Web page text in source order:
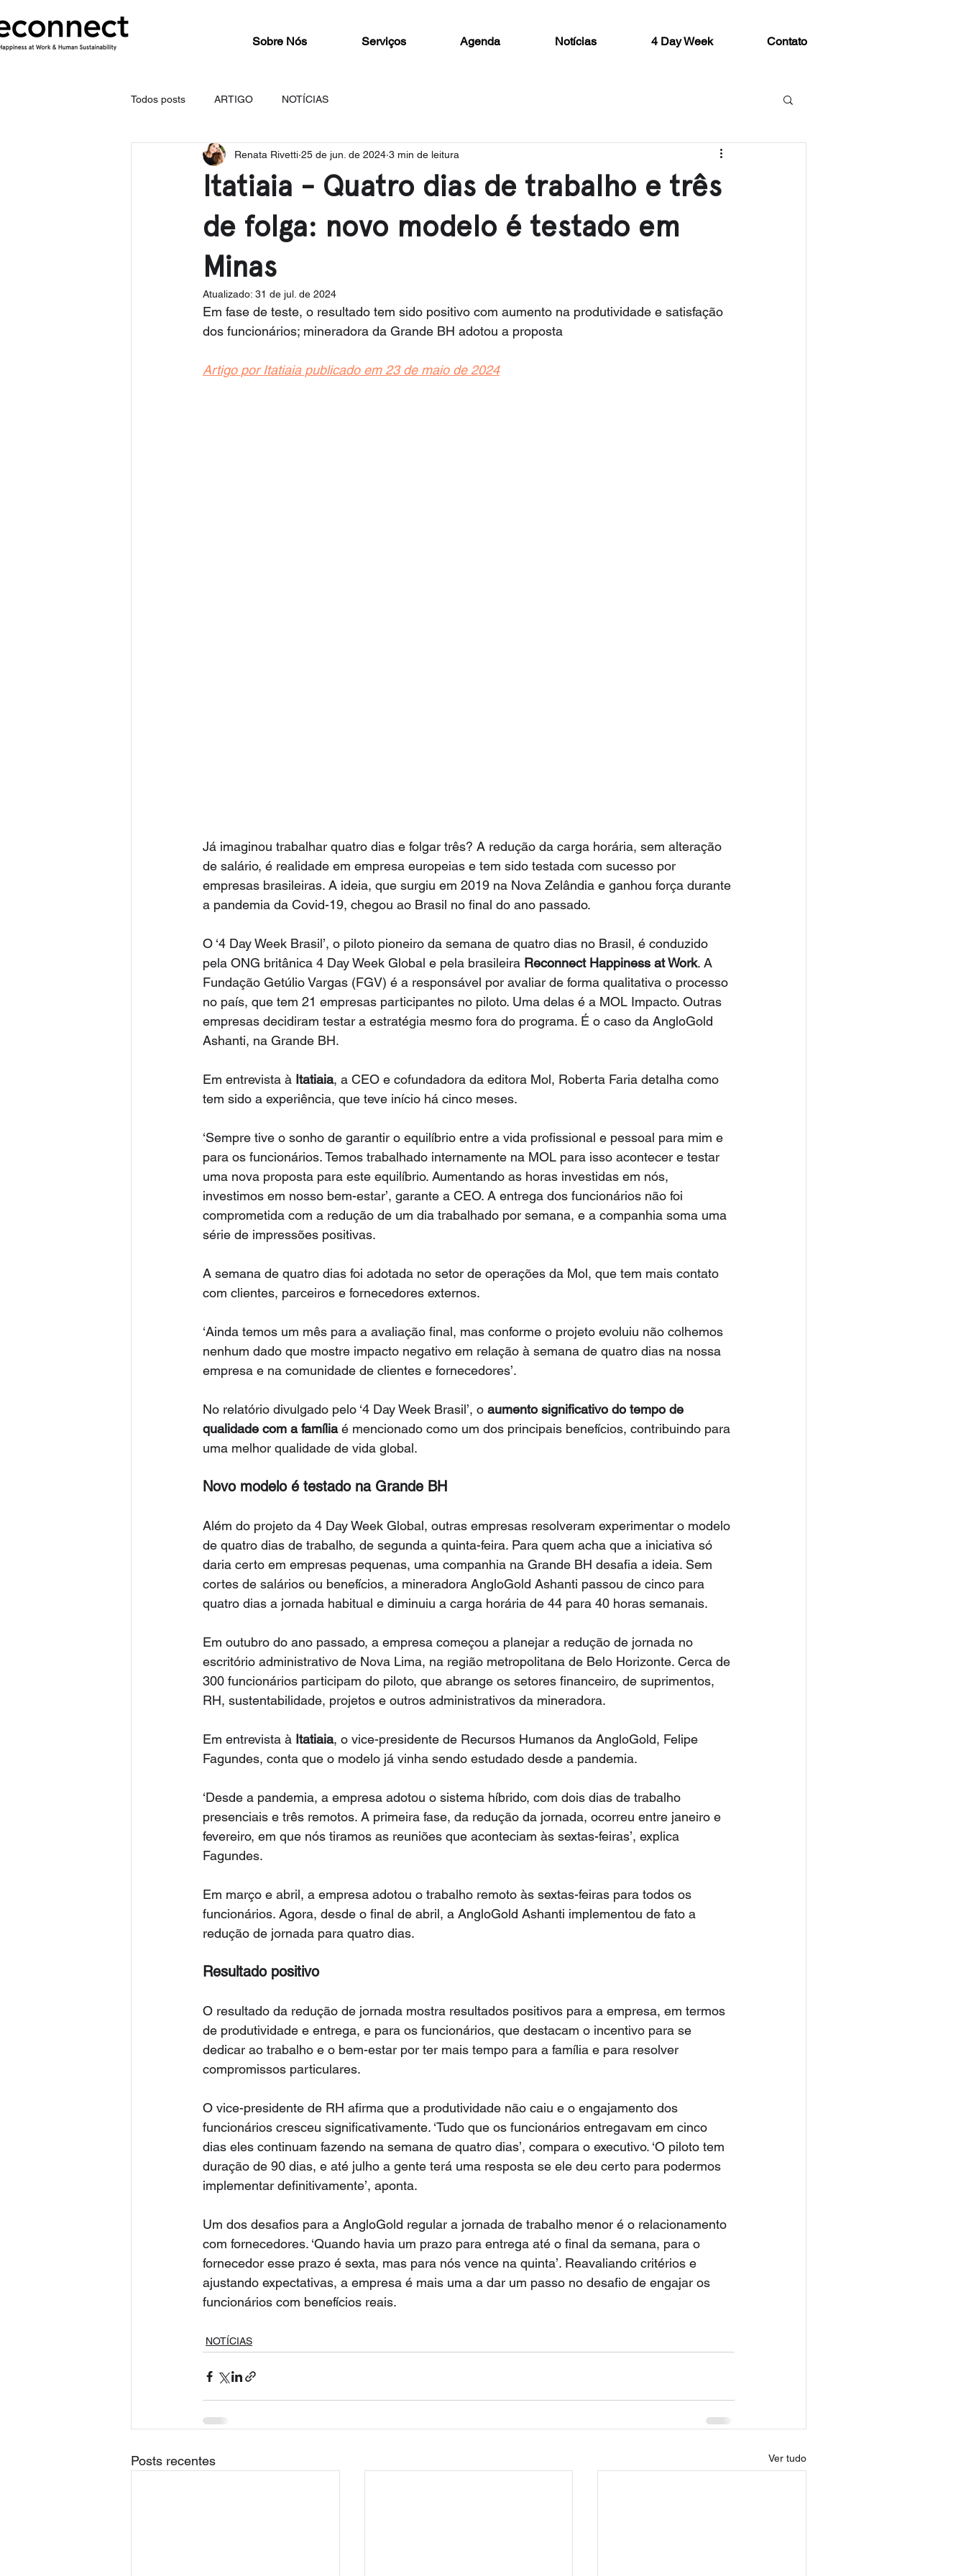
Sobre Nós Serviços Agenda Notícias 4 Day Week Contato
Todos posts ARTIGO NOTÍCIAS
Itatiaia - Quatro dias de trabalho e três
de folga: novo modelo é testado em
Minas
Renata Rivetti 25 de jun. de 2024 3 min de leitura
Atualizado: 31 de jul. de 2024
Em fase de teste, o resultado tem sido positivo com aumento na produtividade e satisfação
dos funcionários; mineradora da Grande BH adotou a proposta
Artigo por Itatiaia publicado em 23 de maio de 2024
Já imaginou trabalhar quatro dias e folgar três? A redução da carga horária, sem alteração
de salário, é realidade em empresa europeias e tem sido testada com sucesso por
empresas brasileiras. A ideia, que surgiu em 2019 na Nova Zelândia e ganhou força durante
a pandemia da Covid-19, chegou ao Brasil no final do ano passado.
O ‘4 Day Week Brasil’, o piloto pioneiro da semana de quatro dias no Brasil, é conduzido
pela ONG britânica 4 Day Week Global e pela brasileira Reconnect Happiness at Work. A
Fundação Getúlio Vargas (FGV) é a responsável por avaliar de forma qualitativa o processo
no país, que tem 21 empresas participantes no piloto. Uma delas é a MOL Impacto. Outras
empresas decidiram testar a estratégia mesmo fora do programa. É o caso da AngloGold
Ashanti, na Grande BH.
Em entrevista à Itatiaia, a CEO e cofundadora da editora Mol, Roberta Faria detalha como
tem sido a experiência, que teve início há cinco meses.
‘Sempre tive o sonho de garantir o equilíbrio entre a vida profissional e pessoal para mim e
para os funcionários. Temos trabalhado internamente na MOL para isso acontecer e testar
uma nova proposta para este equilíbrio. Aumentando as horas investidas em nós,
investimos em nosso bem-estar’, garante a CEO. A entrega dos funcionários não foi
comprometida com a redução de um dia trabalhado por semana, e a companhia soma uma
série de impressões positivas.
A semana de quatro dias foi adotada no setor de operações da Mol, que tem mais contato
com clientes, parceiros e fornecedores externos.
‘Ainda temos um mês para a avaliação final, mas conforme o projeto evoluiu não colhemos
nenhum dado que mostre impacto negativo em relação à semana de quatro dias na nossa
empresa e na comunidade de clientes e fornecedores’.
No relatório divulgado pelo ‘4 Day Week Brasil’, o aumento significativo do tempo de
qualidade com a família é mencionado como um dos principais benefícios, contribuindo para
uma melhor qualidade de vida global.
Novo modelo é testado na Grande BH
Além do projeto da 4 Day Week Global, outras empresas resolveram experimentar o modelo
de quatro dias de trabalho, de segunda a quinta-feira. Para quem acha que a iniciativa só
daria certo em empresas pequenas, uma companhia na Grande BH desafia a ideia. Sem
cortes de salários ou benefícios, a mineradora AngloGold Ashanti passou de cinco para
quatro dias a jornada habitual e diminuiu a carga horária de 44 para 40 horas semanais.
Em outubro do ano passado, a empresa começou a planejar a redução de jornada no
escritório administrativo de Nova Lima, na região metropolitana de Belo Horizonte. Cerca de
300 funcionários participam do piloto, que abrange os setores financeiro, de suprimentos,
RH, sustentabilidade, projetos e outros administrativos da mineradora.
Em entrevista à Itatiaia, o vice-presidente de Recursos Humanos da AngloGold, Felipe
Fagundes, conta que o modelo já vinha sendo estudado desde a pandemia.
‘Desde a pandemia, a empresa adotou o sistema híbrido, com dois dias de trabalho
presenciais e três remotos. A primeira fase, da redução da jornada, ocorreu entre janeiro e
fevereiro, em que nós tiramos as reuniões que aconteciam às sextas-feiras’, explica
Fagundes.
Em março e abril, a empresa adotou o trabalho remoto às sextas-feiras para todos os
funcionários. Agora, desde o final de abril, a AngloGold Ashanti implementou de fato a
redução de jornada para quatro dias.
Resultado positivo
O resultado da redução de jornada mostra resultados positivos para a empresa, em termos
de produtividade e entrega, e para os funcionários, que destacam o incentivo para se
dedicar ao trabalho e o bem-estar por ter mais tempo para a família e para resolver
compromissos particulares.
O vice-presidente de RH afirma que a produtividade não caiu e o engajamento dos
funcionários cresceu significativamente. ‘Tudo que os funcionários entregavam em cinco
dias eles continuam fazendo na semana de quatro dias’, compara o executivo. ‘O piloto tem
duração de 90 dias, e até julho a gente terá uma resposta se ele deu certo para podermos
implementar definitivamente’, aponta.
Um dos desafios para a AngloGold regular a jornada de trabalho menor é o relacionamento
com fornecedores. ‘Quando havia um prazo para entrega até o final da semana, para o
fornecedor esse prazo é sexta, mas para nós vence na quinta’. Reavaliando critérios e
ajustando expectativas, a empresa é mais uma a dar um passo no desafio de engajar os
funcionários com benefícios reais.
NOTÍCIAS
Posts recentes Ver tudo